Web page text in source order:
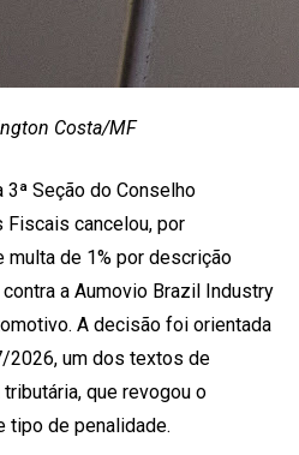
Costa/MF
3ª Seção do Conselho
cancelou, por
multa de 1% por descrição
a Aumovio Brazil Industry
A decisão foi orientada
2026, um dos textos de
que revogou o
de penalidade.